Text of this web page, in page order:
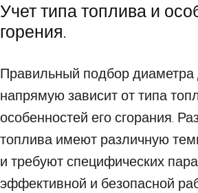
Учет типа топлива и
горения.
Правильный подбор
напрямую зависит от типа
особенностей его сгорания.
топлива имеют различную
и требуют специфических
эффективной и безопасной